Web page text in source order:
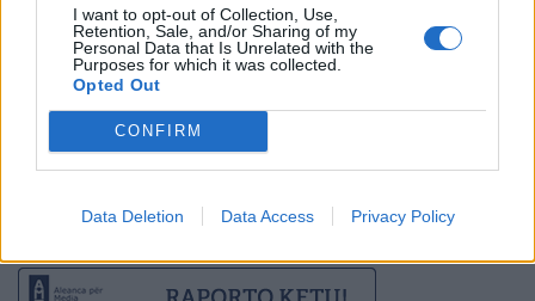
I want to opt-out of Collection, Use,
Retention, Sale, and/or Sharing of my
Personal Data that Is Unrelated with the
Purposes for which it was collected.
Opted Out
CONFIRM
Data Deletion Data Access Privacy Policy